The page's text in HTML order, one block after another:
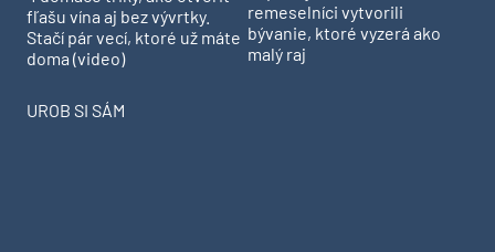
fľašu vína aj bez vývrtky.
Stačí pár vecí, ktoré už máte
doma (video)
remeselníci vytvorili
bývanie, ktoré vyzerá ako
malý raj
UROB SI SÁM